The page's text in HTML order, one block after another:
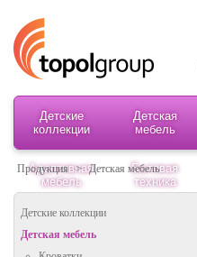
Детские
коллекции
Детская
мебель
Адаптивная
мебель
Бытовая
техника
Продукция > Детская мебель
Детские коллекции
Детская мебель